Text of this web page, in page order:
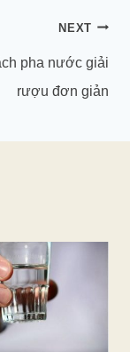
NEXT
pha nước giải
rượu đơn giản